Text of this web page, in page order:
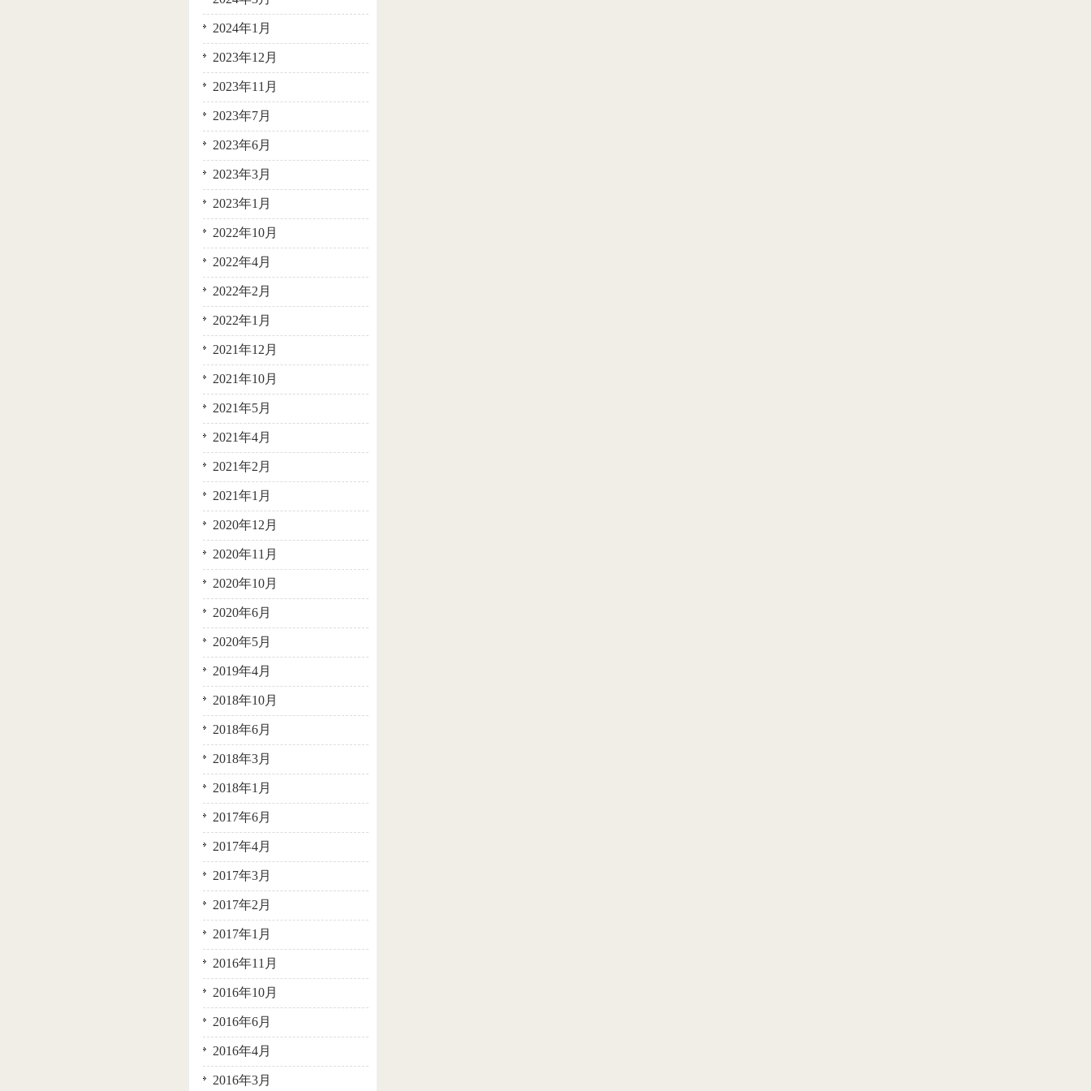
2024年1月
2023年12月
2023年11月
2023年7月
2023年6月
2023年3月
2023年1月
2022年10月
2022年4月
2022年2月
2022年1月
2021年12月
2021年10月
2021年5月
2021年4月
2021年2月
2021年1月
2020年12月
2020年11月
2020年10月
2020年6月
2020年5月
2019年4月
2018年10月
2018年6月
2018年3月
2018年1月
2017年6月
2017年4月
2017年3月
2017年2月
2017年1月
2016年11月
2016年10月
2016年6月
2016年4月
2016年3月